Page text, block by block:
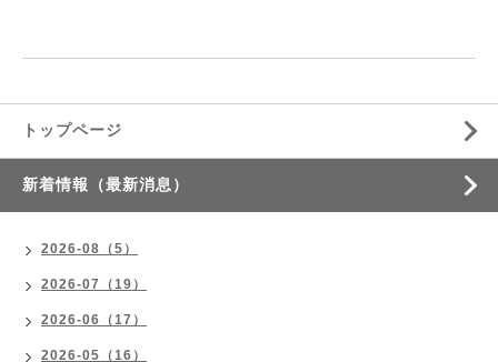
トップページ
新着情報（最新消息）
2026-08（5）
2026-07（19）
2026-06（17）
2026-05（16）